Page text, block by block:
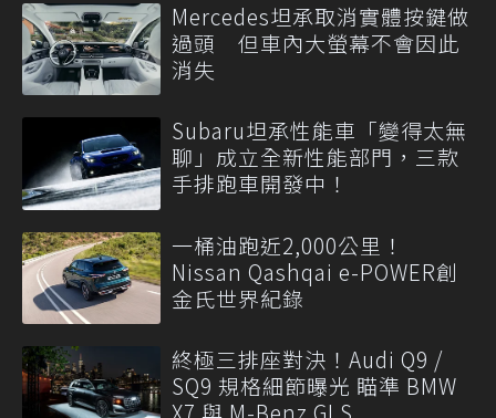
Mercedes坦承取消實體按鍵做
過頭 但車內大螢幕不會因此
消失
Subaru坦承性能車「變得太無
聊」成立全新性能部門，三款
手排跑車開發中！
一桶油跑近2,000公里！
Nissan Qashqai e-POWER創
金氏世界紀錄
終極三排座對決！Audi Q9 /
SQ9 規格細節曝光 瞄準 BMW
X7 與 M-Benz GLS